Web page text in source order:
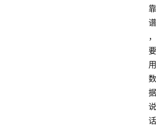
靠
谱
，
要
用
数
据
说
话